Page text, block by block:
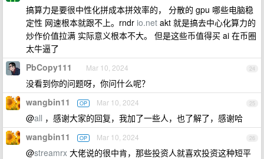
搞算力是要很中性化拼成本拼效率的， 分散的 gpu 哪些电脑稳
定性 网速根本就跟不上。rndr io.net akt 就是搞去中心化算力的
炒作价值拉满 实际意义根本不大。 但是这些币值得买 ai 在币圈
太牛逼了
24
PbCopy111 Mar 10, 2024
没看到你的问题呀，你问什么呢？
25
wangbin11 OP Mar 10, 2024
@all ，感谢大家的回复，我加了一些人，也了解了，感谢哈
26
wangbin11 OP Mar 10, 2024
@streamrx 大佬说的很中肯，那些投资人就喜欢投资这种短平